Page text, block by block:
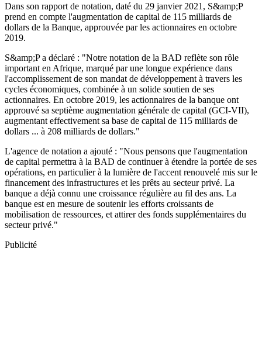
Dans son rapport de notation, daté du 29 janvier 2021, S&amp;P
prend en compte l'augmentation de capital de 115 milliards de
dollars de la Banque, approuvée par les actionnaires en octobre
2019.
S&amp;P a déclaré : "Notre notation de la BAD reflète son rôle
important en Afrique, marqué par une longue expérience dans
l'accomplissement de son mandat de développement à travers les
cycles économiques, combinée à un solide soutien de ses
actionnaires. En octobre 2019, les actionnaires de la banque ont
approuvé sa septième augmentation générale de capital (GCI-VII),
augmentant effectivement sa base de capital de 115 milliards de
dollars ... à 208 milliards de dollars."
L'agence de notation a ajouté : "Nous pensons que l'augmentation
de capital permettra à la BAD de continuer à étendre la portée de ses
opérations, en particulier à la lumière de l'accent renouvelé mis sur le
financement des infrastructures et les prêts au secteur privé. La
banque a déjà connu une croissance régulière au fil des ans. La
banque est en mesure de soutenir les efforts croissants de
mobilisation de ressources, et attirer des fonds supplémentaires du
secteur privé."
Publicité